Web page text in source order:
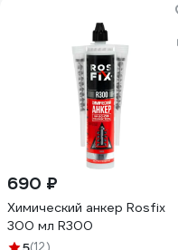
690 ₽
Химический анкер Rosfix
300 мл R300
(12)